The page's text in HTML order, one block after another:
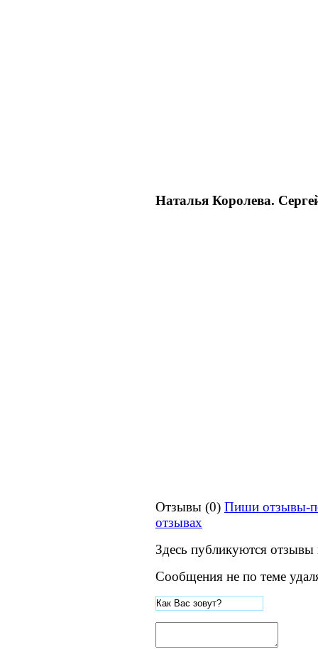
Наталья Королева.
Отзывы (0) Пиши отзывы-
отзывах
Здесь публикуются отзывы
Сообщения не по теме